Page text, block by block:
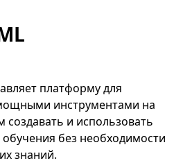
платформу для
инструментами на
создавать и использовать
без необходимости
знаний.